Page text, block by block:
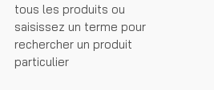
tous les produits ou
saisissez un terme pour
rechercher un produit
particulier